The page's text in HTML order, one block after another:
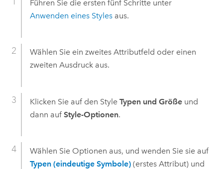
Führen Sie die ersten fünf Schritte unter
Anwenden eines Stylesaus.
Wählen Sie ein zweites Attributfeld oder einen
zweiten Ausdruck aus.
Klicken Sie auf den Style Typen und Größeund
dann auf Style-Optionen.
Wählen Sie Optionen aus, und wenden Sie sie auf
Typen (eindeutige Symbole)(erstes Attribut) und